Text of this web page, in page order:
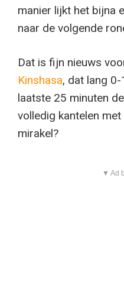
manier lijkt het bijna
naar de volgende
Dat is fijn nieuws
Kinshasa, dat lang
laatste 25 minuten
volledig kantelen
mirakel?
▼ Ad